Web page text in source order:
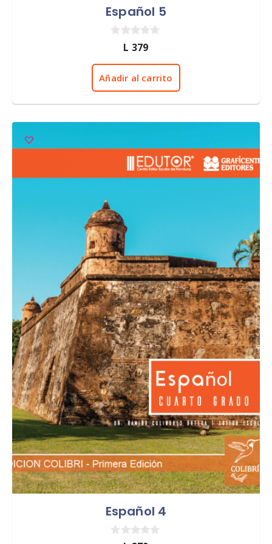
Español 5
e
L 379
Añadir al carrito
Español 4